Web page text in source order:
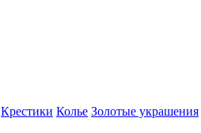
Крестики Колье Золотые украшения